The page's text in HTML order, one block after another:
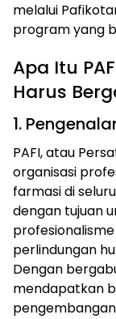
melalui
program yang
Apa Itu
Harus
1.
PAFI, atau
organisasi
farmasi di
dengan tujuan
perlindungan
Dengan
mendapatkan